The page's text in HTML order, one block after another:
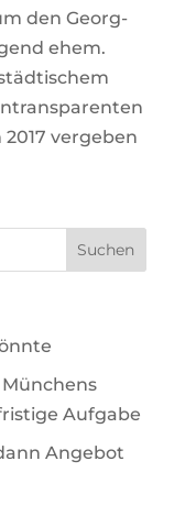
den Georg-
ehem.
vergeben
Aufgabe
Angebot